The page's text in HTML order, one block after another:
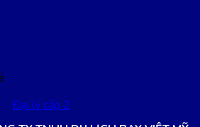
Đại lý cấp 2